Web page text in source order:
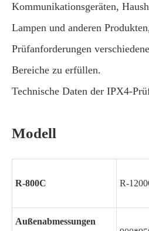
Kommunikationsgeräten,
Lampen und anderen
Prüfanforderungen
Bereiche zu erfüllen.
Technische Daten der IPX4-
Modell
R-800C R-
Außenabmessungen